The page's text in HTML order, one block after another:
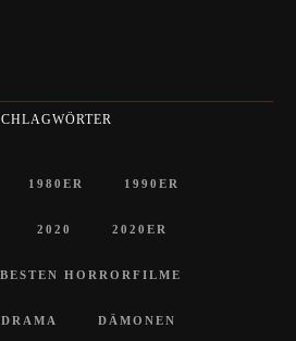
1980ER 1990ER
2020 2020ER
BESTEN HORRORFILME
DRAMA DÄMONEN